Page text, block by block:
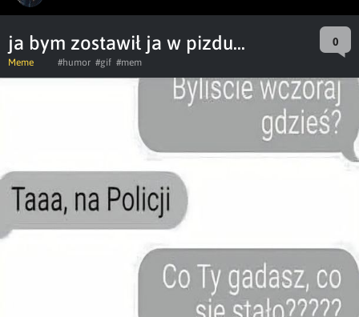
ja bym zostawił ja w pizdu... 0
Meme #humor #gif #mem